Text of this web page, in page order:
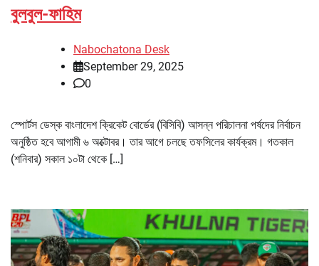
বুলবুল-ফাহিম
Nabochatona Desk
September 29, 2025
0
স্পোর্টস ডেস্ক বাংলাদেশ ক্রিকেট বোর্ডের (বিসিবি) আসন্ন পরিচালনা পর্ষদের নির্বাচন
অনুষ্ঠিত হবে আগামী ৬ অক্টোবর। তার আগে চলছে তফসিলের কার্যক্রম। গতকাল
(শনিবার) সকাল ১০টা থেকে […]